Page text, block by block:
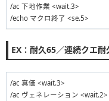
/ac 下地作業 <wait.3>
/echo マクロ終了 <se.5>
EX：耐久65／連続クエ
/ac 真価 <wait.3>
/ac ヴェネレーション <wait.2>